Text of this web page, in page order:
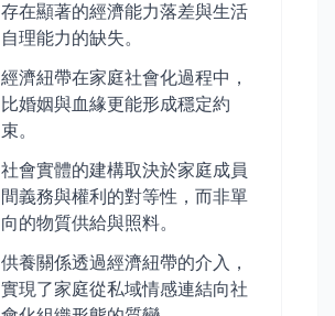
存在顯著的經濟能力落差與生活
自理能力的缺失。
經濟紐帶在家庭社會化過程中，
比婚姻與血緣更能形成穩定約
束。
社會實體的建構取決於家庭成員
間義務與權利的對等性，而非單
向的物質供給與照料。
供養關係透過經濟紐帶的介入，
實現了家庭從私域情感連結向社